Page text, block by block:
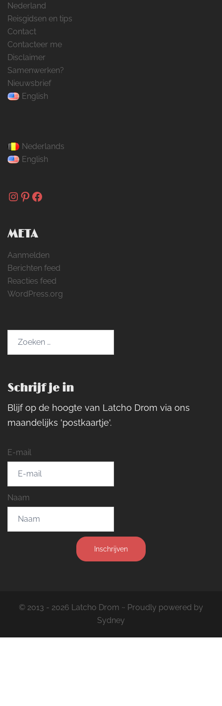
Nederland
Reisgidsen en tips
Contact
Contacteer me
Disclaimer
Samenwerken?
Nieuwsbrief
English
Nederlands
English
Instagram
Pinterest
Facebook
META
Aanmelden
Berichten feed
Reacties feed
WordPress.org
Schrijf je in
Blijf op de hoogte van Latcho Drom via ons
maandelijks 'postkaartje'.
E-mail
Naam
Inschrijven
© 2013 - 2026 Latcho Drom ~ Proudly powered by
Sydney